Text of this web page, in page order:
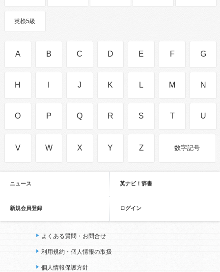
英検5級
A B C D E F G
H J K L M N
O P Q R S T U
V W X Y Z 数字記号
ニュース 英ナビ！辞書
新規会員登録 ログイン
よくある質問・お問合せ
利用規約・個人情報の取扱
個人情報保護方針